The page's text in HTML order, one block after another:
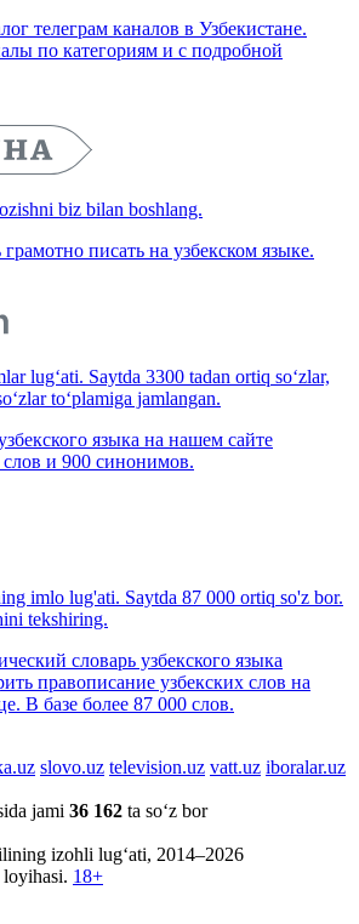
телеграм каналов в Узбекистане.
по категориям и с подробной
biz bilan boshlang.
писать на узбекском языке.
lug‘ati. Saytda 3300 tadan ortiq so‘zlar,
to‘plamiga jamlangan.
языка на нашем сайте
и 900 синонимов.
imlo lug'ati. Saytda 87 000 ortiq so'z bor.
tekshiring.
словарь узбекского языка
правописание узбекских слов на
В базе более 87 000 слов.
slovo.uz television.uz vatt.uz iboralar.uz
jami 36 162 ta so‘z bor
izohli lug‘ati, 2014–2026
loyihasi. 18+